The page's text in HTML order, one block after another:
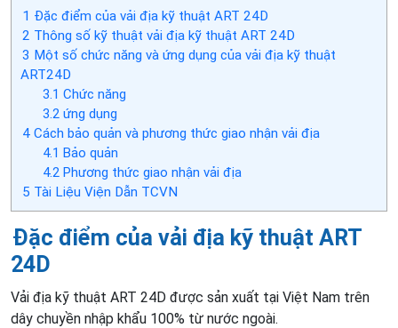
1 Đặc điểm của vải địa kỹ thuật ART 24D
2 Thông số kỹ thuật vải địa kỹ thuật ART 24D
3 Một số chức năng và ứng dụng của vải địa kỹ thuật
ART24D
3.1 Chức năng
3.2ứng dụng
4 Cách bảo quản và phương thức giao nhận vải địa
4.1 Bảo quản
4.2Phương thức giao nhận vải địa
5 Tài Liệu Viện Dẫn TCVN
Đặc điểm của vải địa kỹ thuật ART
24D
Vải địa kỹ thuật ART 24D được sản xuất tại Việt Nam trên
dây chuyền nhập khẩu 100% từ nước ngoài.